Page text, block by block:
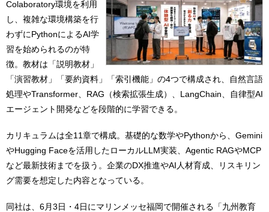
Colaboratory環境を利用
し、複雑な環境構築を行
わずにPythonによるAI学
習を始められるのが特
徴。教材は「説明教材」
「演習教材」「要約資料」「索引機能」の4つで構成され、自然言語
処理やTransformer、RAG（検索拡張生成）、LangChain、自律型AI
エージェント開発などを段階的に学習できる。
カリキュラムは全11章で構成。基礎的な数学やPythonから、Gemini
やHugging Faceを活用したローカルLLM実装、Agentic RAGやMCP
など最新技術までを扱う。企業のDX推進やAI人材育成、リスキリン
グ需要を想定した内容となっている。
同社は、6月3日・4日にマリンメッセ福岡で開催される「九州教育